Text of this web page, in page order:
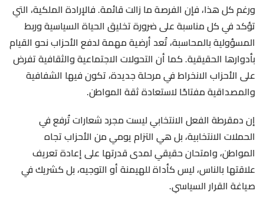
ورغم كل هذا، فإن الفرصة ما زالت قائمة. فالإرادة الملكية، التي
تؤكد في كل مناسبة على ضرورة تخليق الحياة السياسية وربط
المسؤولية بالمحاسبة، تُعد أرضية مهمة لدفع الأحزاب نحو القيام
بأدوارها الحقيقية. كما أن التحولات الاجتماعية والثقافية تفرض
على الأحزاب الانخراط في مرحلة جديدة، تكون فيها الشفافية
والمصداقية مفتاحًا لاستعادة ثقة المواطن.
إن دمقرطة الفعل الانتخابي ليست مجرد شعارات تُرفع في
الحملات الانتخابية، بل هي التزام يومي من الأحزاب تجاه
المواطن، وامتحان حقيقي لمدى قدرتها على إعادة تعريف
علاقتها بالناس، ليس كأداة للهيمنة أو التوجيه، بل كشريك في
صياغة القرار السياسي.